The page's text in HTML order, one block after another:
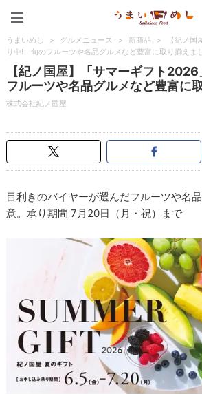
うまいめし > グルメニュース > 新商品 >
【紀ノ
り中! 旬のフルーツや名品グルメなど豊富に取り揃えまし
【紀ノ国屋】「サマーギフト
フルーツや名品グルメなど豊富に
株式会社紀ノ國屋
目利きのバイヤーが選んだフルーツや名
意。承り期間 7月20日（月・祝）まで